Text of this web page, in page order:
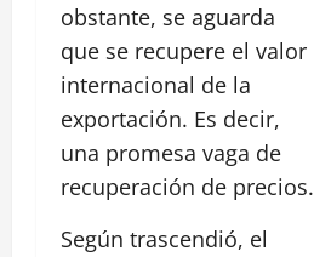
obstante, se aguarda
que se recupere el valor
internacional de la
exportación. Es decir,
una promesa vaga de
recuperación de precios.
Según trascendió, el